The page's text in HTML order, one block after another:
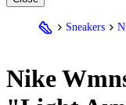
Sneakers
Nike